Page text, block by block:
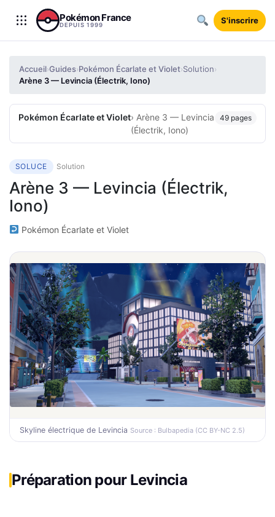
Aller au contenu
Pokémon France
DEPUIS 1999 S'inscrire
Accueil›Guides›Pokémon Écarlate et Violet›Solution›
Arène 3 — Levincia (Électrik, Iono)
Pokémon Écarlate et Violet› Arène 3 — Levincia
(Électrik, Iono)
49 pages
SOLUCE Solution
Arène 3 — Levincia (Électrik,
Iono)
Pokémon Écarlate et Violet
Skyline électrique de Levincia Source : Bulbapedia (CC BY-NC 2.5)
Préparation pour Levincia